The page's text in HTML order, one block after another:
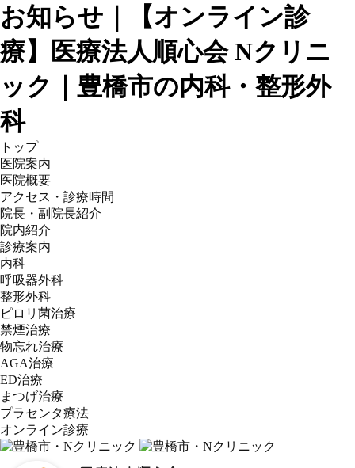
お知らせ｜【オンライン診
療】医療法人順心会 Nクリニ
ック｜豊橋市の内科・整形外
科
トップ
医院案内
医院概要
アクセス・診療時間
院長・副院長紹介
院内紹介
診療案内
内科
呼吸器外科
整形外科
ピロリ菌治療
禁煙治療
物忘れ治療
AGA治療
ED治療
まつげ治療
プラセンタ療法
オンライン診療